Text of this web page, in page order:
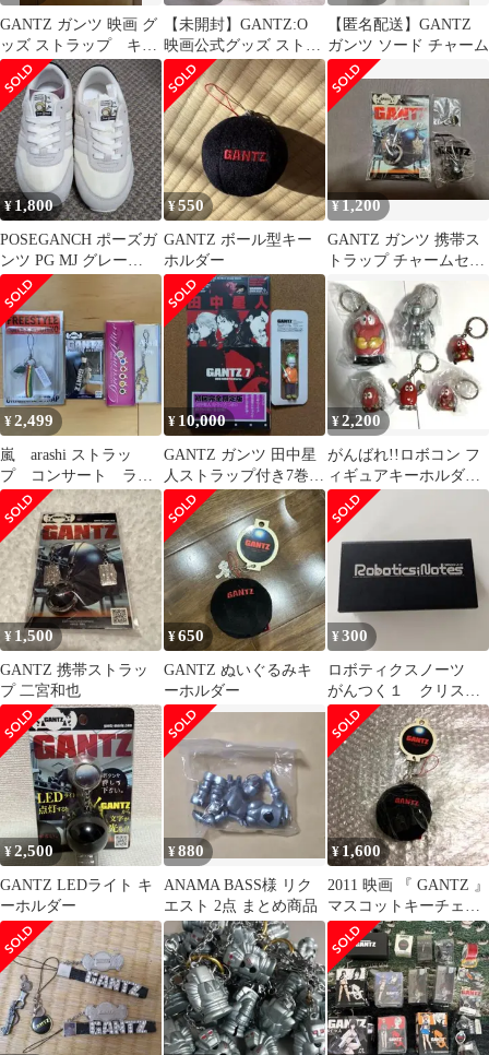
GANTZ ガンツ 映画 グ
ッズ ストラップ キー
ホルダー 前売り特典 二
宮和也
【未開封】GANTZ:O
映画公式グッズ ストラ
ップ ガンツオー
【匿名配送】GANTZ
ガンツ ソード チャーム
¥1,800
POSEGANCH ポーズガ
ンツ PG MJ グレー
25cm（24cmくらい）
¥550
GANTZ ボール型キー
ホルダー
¥1,200
GANTZ ガンツ 携帯ス
トラップ チャームセッ
ト
¥2,499
嵐 arashi ストラッ
プ コンサート ライ
ブ
¥ 10,000
GANTZ ガンツ 田中星
人ストラップ付き7巻＆
ネギ星人フィギュアキ
ーホルダー
¥2,200
がんばれ!!ロボコン フ
ィギュアキーホルダー
6個セット ガンツ先生
入り レトロ
¥ 1,500
GANTZ 携帯ストラッ
プ 二宮和也
¥650
GANTZ ぬいぐるみキ
ーホルダー
¥300
ロボティクスノーツ
がんつく１ クリスタ
ルキーホルダー
¥2,500
GANTZ LEDライト キ
ーホルダー
¥880
ANAMA BASS様 リク
エスト 2点 まとめ商品
¥1,600
2011 映画 『 GANTZ 』
マスコットキーチェー
ン